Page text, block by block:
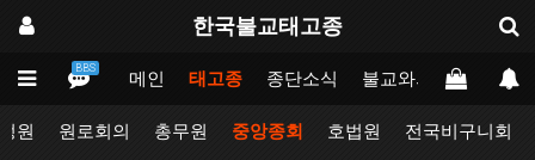
한국불교태고종
BBS
메인 태고종 종단소식 불교와의만남 업
원 원로회의 총무원 중앙종회 호법원 전국비구니회